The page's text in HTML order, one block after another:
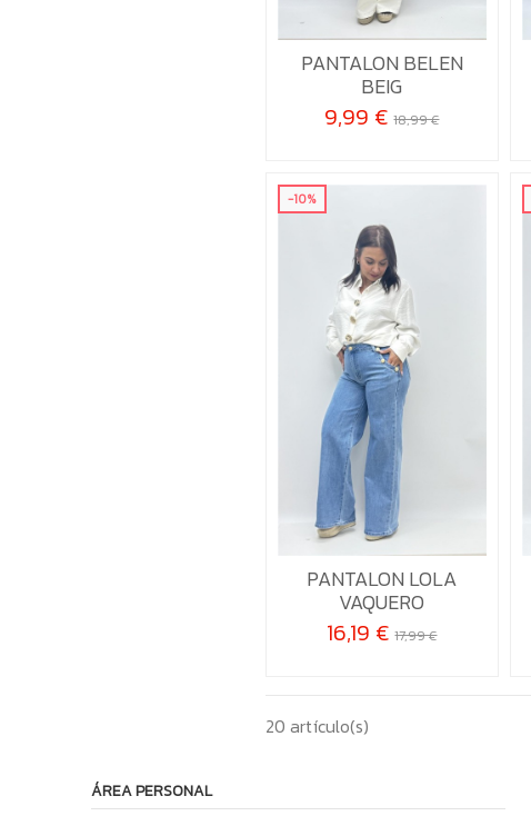
PANTALON BELEN
BEIG
9,99 €18,99 €
42
 Añadir al carrito
-10%
PANTALON LOLA
VAQUERO
16,19 €17,99 €
36 38 40
 Añadir al carrito
20 artículo(s)
ÁREA PERSONAL